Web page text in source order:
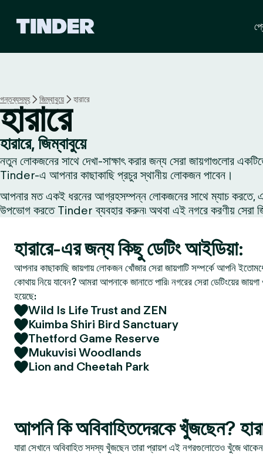
গন্তব্যসমূহ জিম্বাবুয়ে হারারে
হারারে
হারারে, জিম্বাবুয়ে
নতুন লোকজনের সাথে দেখা-সাক্ষাৎ করার জন্য সেরা জায়গাগুলোর
Tinder-এ আপনার কাছাকাছি প্রচুর স্থানীয় লোকজন পাবেন।
আপনার মত একই ধরনের আগ্রহসম্পন্ন লোকজনের সাথে ম্যাচ করতে,
উপভোগ করতে Tinder ব্যবহার করুন৷ অথবা এই নগরে করণীয় সেরা
হারারে-এর জন্য কিছু ডেটিং আইডিয়া:
আপনার কাছাকাছি জায়গায় লোকজন খোঁজার সেরা জায়গাটি সম্পর্কে আপনি
কোথায় নিয়ে যাবেন? আমরা আপনাকে জানাতে পারি৷ নগরের সেরা ডেটিংয়ের
হয়েছে:
Wild Is Life Trust and ZEN
Kuimba Shiri Bird Sanctuary
Thetford Game Reserve
Mukuvisi Woodlands
Lion and Cheetah Park
আপনি কি অবিবাহিতদেরকে খুঁজছেন?
যারা সেখানে অবিবাহিত সদস্য খুঁজছেন তারা প্রায়শ এই নগরগুলোতেও খুঁজে